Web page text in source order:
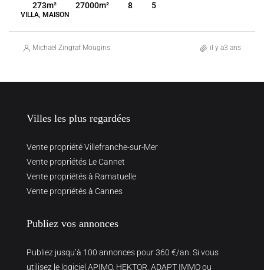
273m² 27000m² 8 5
VILLA, MAISON
Michaël Zingraf Mougins il y a3 ans
Villes les plus regardées
Vente propriété Villefranche-sur-Mer
Vente propriétés Le Cannet
Vente propriétés à Ramatuelle
Vente propriétés à Cannes
Publiez vos annonces
Publiez jusqu’à 100 annonces pour 360 €/an. Si vous
utilisez le logiciel APIMO, HEKTOR, ADAPT IMMO ou